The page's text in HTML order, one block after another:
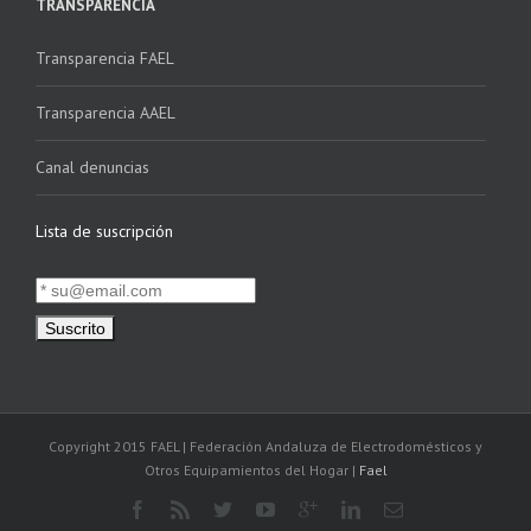
TRANSPARENCIA
Transparencia FAEL
Transparencia AAEL
Canal denuncias
Lista de suscripción
Copyright 2015 FAEL | Federación Andaluza de Electrodomésticos y
Otros Equipamientos del Hogar | Fael